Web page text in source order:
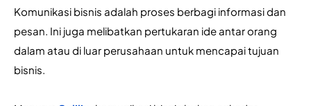
Komunikasi bisnis adalah proses berbagi informasi dan
pesan. Ini juga melibatkan pertukaran ide antar orang
dalam atau di luar perusahaan untuk mencapai tujuan
bisnis.